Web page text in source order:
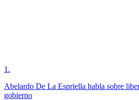
1 .
Abelardo De La Espriella habla sobre
gobierno